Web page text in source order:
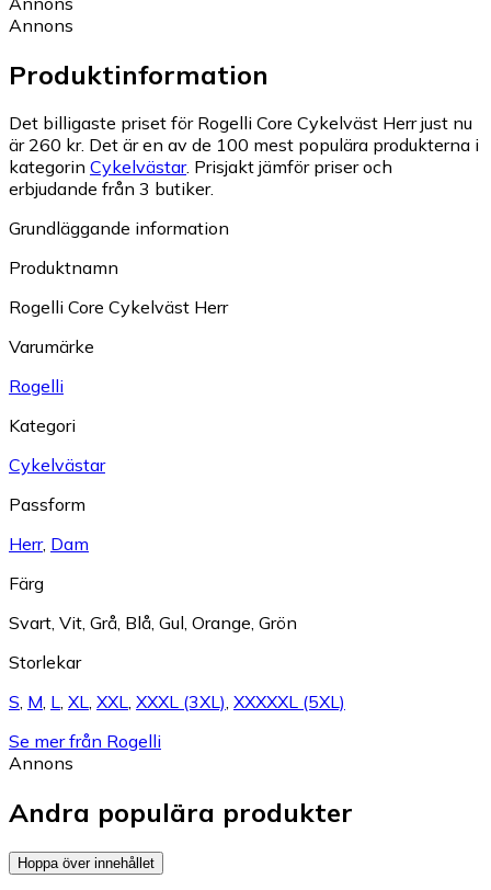
Annons
Produktinformation
Det billigaste priset för Rogelli Core Cykelväst Herr just nu
är 260 kr. Det är en av de 100 mest populära produkterna i
kategorin Cykelvästar. Prisjakt jämför priser och
erbjudande från 3 butiker.
Grundläggande information
Produktnamn
Rogelli Core Cykelväst Herr
Varumärke
Rogelli
Kategori
Cykelvästar
Passform
Herr, Dam
Färg
Svart, Vit, Grå, Blå, Gul, Orange, Grön
Storlekar
S, M, L, XL, XXL, XXXL (3XL), XXXXXL (5XL)
Se mer från Rogelli
Annons
Andra populära produkter
Hoppa över innehållet